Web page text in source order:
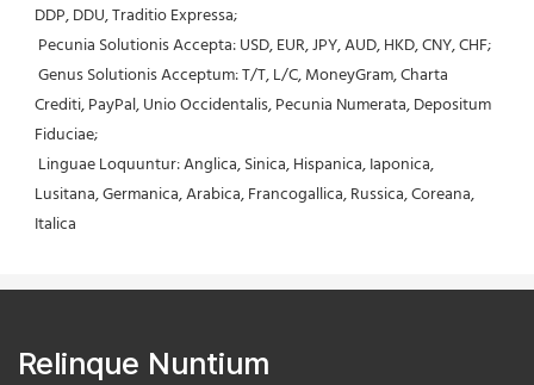
DDP, DDU, Traditio Expressa;
Pecunia Solutionis Accepta: USD, EUR, JPY, AUD, HKD, CNY, CHF;
Crediti, PayPal, Unio Occidentalis, Pecunia Numerata, Depositum
Fiduciae;
Lusitana, Germanica, Arabica, Francogallica, Russica, Coreana,
Italica
Relinque Nuntium